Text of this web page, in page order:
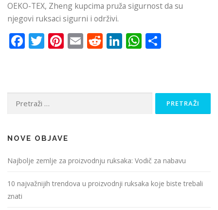
OEKO-TEX, Zheng kupcima pruža sigurnost da su
njegovi ruksaci sigurni i održivi.
Facebook
Twitter
Pinterest
EmailReddit
LinkedIn
WhatsApp
Pretraži:
NOVE OBJAVE
Najbolje zemlje za proizvodnju ruksaka: Vodič za nabavu
10 najvažnijih trendova u proizvodnji ruksaka koje biste trebali
znati